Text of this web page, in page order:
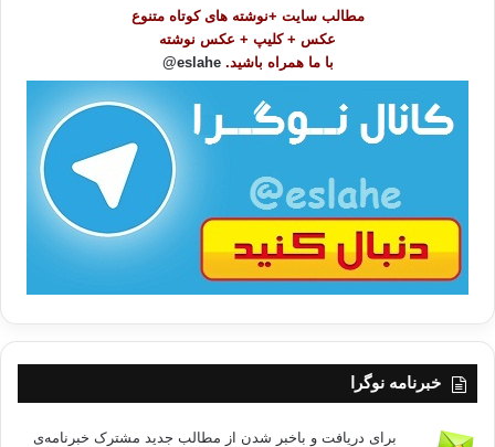
مطالب سایت +نوشته های کوتاه متنوع
عکس + کلیپ + عکس نوشته
با ما همراه باشید. eslahe@
خبرنامه نوگرا
برای دریافت و باخبر شدن از مطالب جدید مشترک خبرنامه‌ی